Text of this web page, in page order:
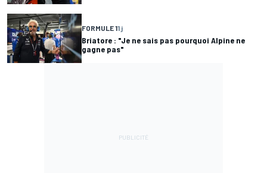
FORMULE 11 j
Briatore : "Je ne sais pas pourquoi Alpine ne
gagne pas"